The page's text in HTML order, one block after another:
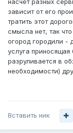
насчет разных
зависит от его
тратить этот
смысла нет, так
огород городили -
услуга приносящая
разруливается в
необходимости)
Вставить ник